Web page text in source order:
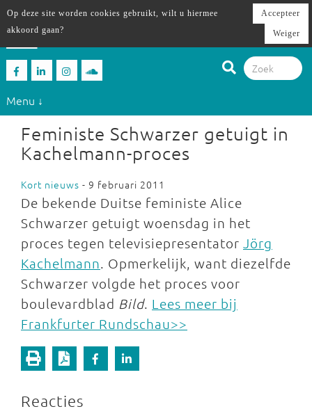
Menu ↓
Feministe Schwarzer getuigt in
Kachelmann-proces
Kort nieuws - 9 februari 2011
De bekende Duitse feministe Alice
Schwarzer getuigt woensdag in het
proces tegen televisiepresentator Jörg
Kachelmann. Opmerkelijk, want diezelfde
Schwarzer volgde het proces voor
boulevardblad Bild. Lees meer bij
Frankfurter Rundschau>>
Reacties
Op deze site worden cookies gebruikt, wilt u hiermee
akkoord gaan?
Accepteer
Weiger